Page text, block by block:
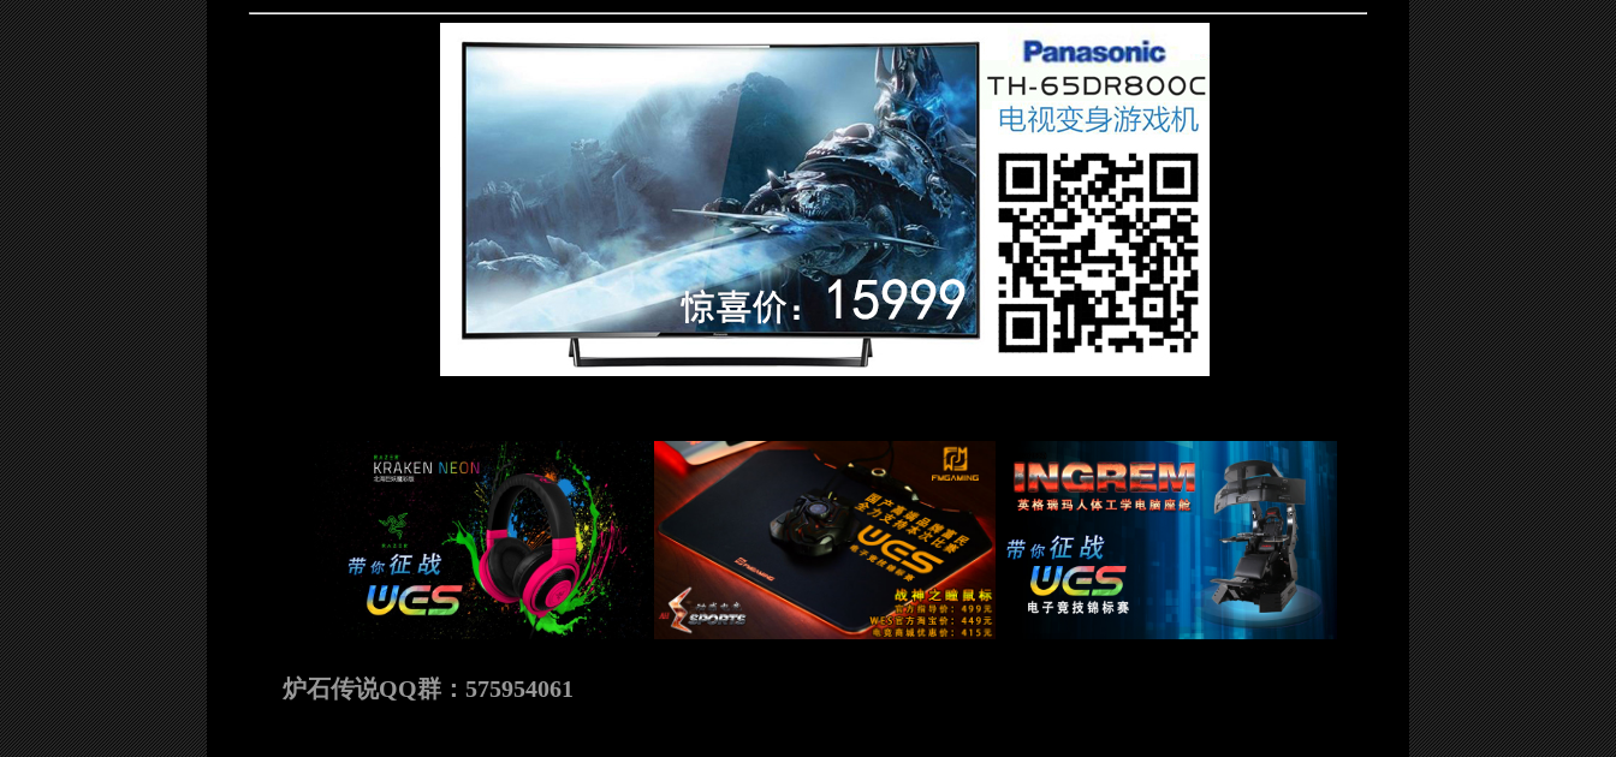
炉石传说QQ群：575954061